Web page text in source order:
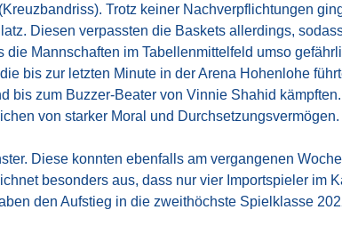
Trotz keiner Nachverpflichtungen
Diesen verpassten die Baskets allerdings,
Mannschaften im Tabellenmittelfeld umso
bis zur letzten Minute in der Arena Hohenlohe
bis zum Buzzer-Beater von Vinnie Shahid
von starker Moral und Durchsetzungsvermögen.
Diese konnten ebenfalls am vergangenen
besonders aus, dass nur vier Importspieler im
den Aufstieg in die zweithöchste Spielklasse